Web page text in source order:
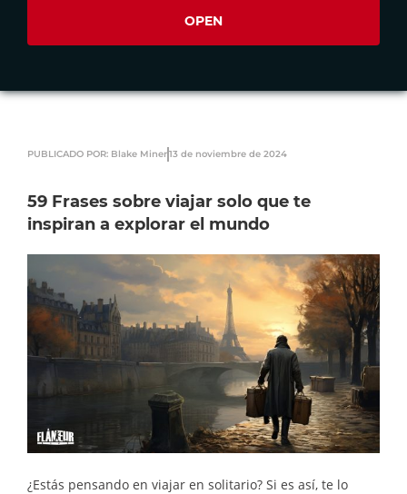
OPEN
PUBLICADO POR: Blake Miner13 de noviembre de 2024
59 Frases sobre viajar solo que te
inspiran a explorar el mundo
¿Estás pensando en viajar en solitario? Si es así, te lo